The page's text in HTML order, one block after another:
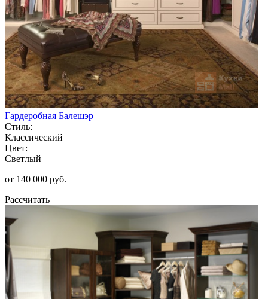
Гардеробная Балешэр
Стиль:
Классический
Цвет:
Светлый
от 140 000 руб.
Рассчитать